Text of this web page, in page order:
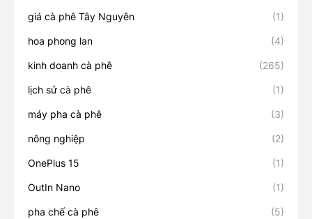
giá cà phê Tây Nguyên (1)
hoa phong lan (4)
kinh doanh cà phê (265)
lịch sử cà phê (1)
máy pha cà phê (3)
nông nghiệp (2)
OnePlus 15 (1)
OutIn Nano (1)
pha chế cà phê (5)